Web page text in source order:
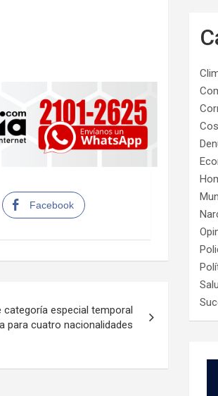
Facebook
categoría especial temporal
para cuatro nacionalidades